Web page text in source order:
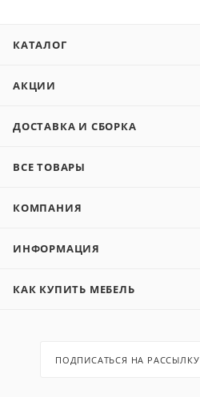
КАТАЛОГ
АКЦИИ
ДОСТАВКА И СБОРКА
ВСЕ ТОВАРЫ
КОМПАНИЯ
ИНФОРМАЦИЯ
КАК КУПИТЬ МЕБЕЛЬ
ПОДПИСАТЬСЯ НА РАССЫЛКУ